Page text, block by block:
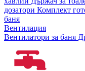
дозатори Комплект
баня
Вентилация
Вентилатори за баня